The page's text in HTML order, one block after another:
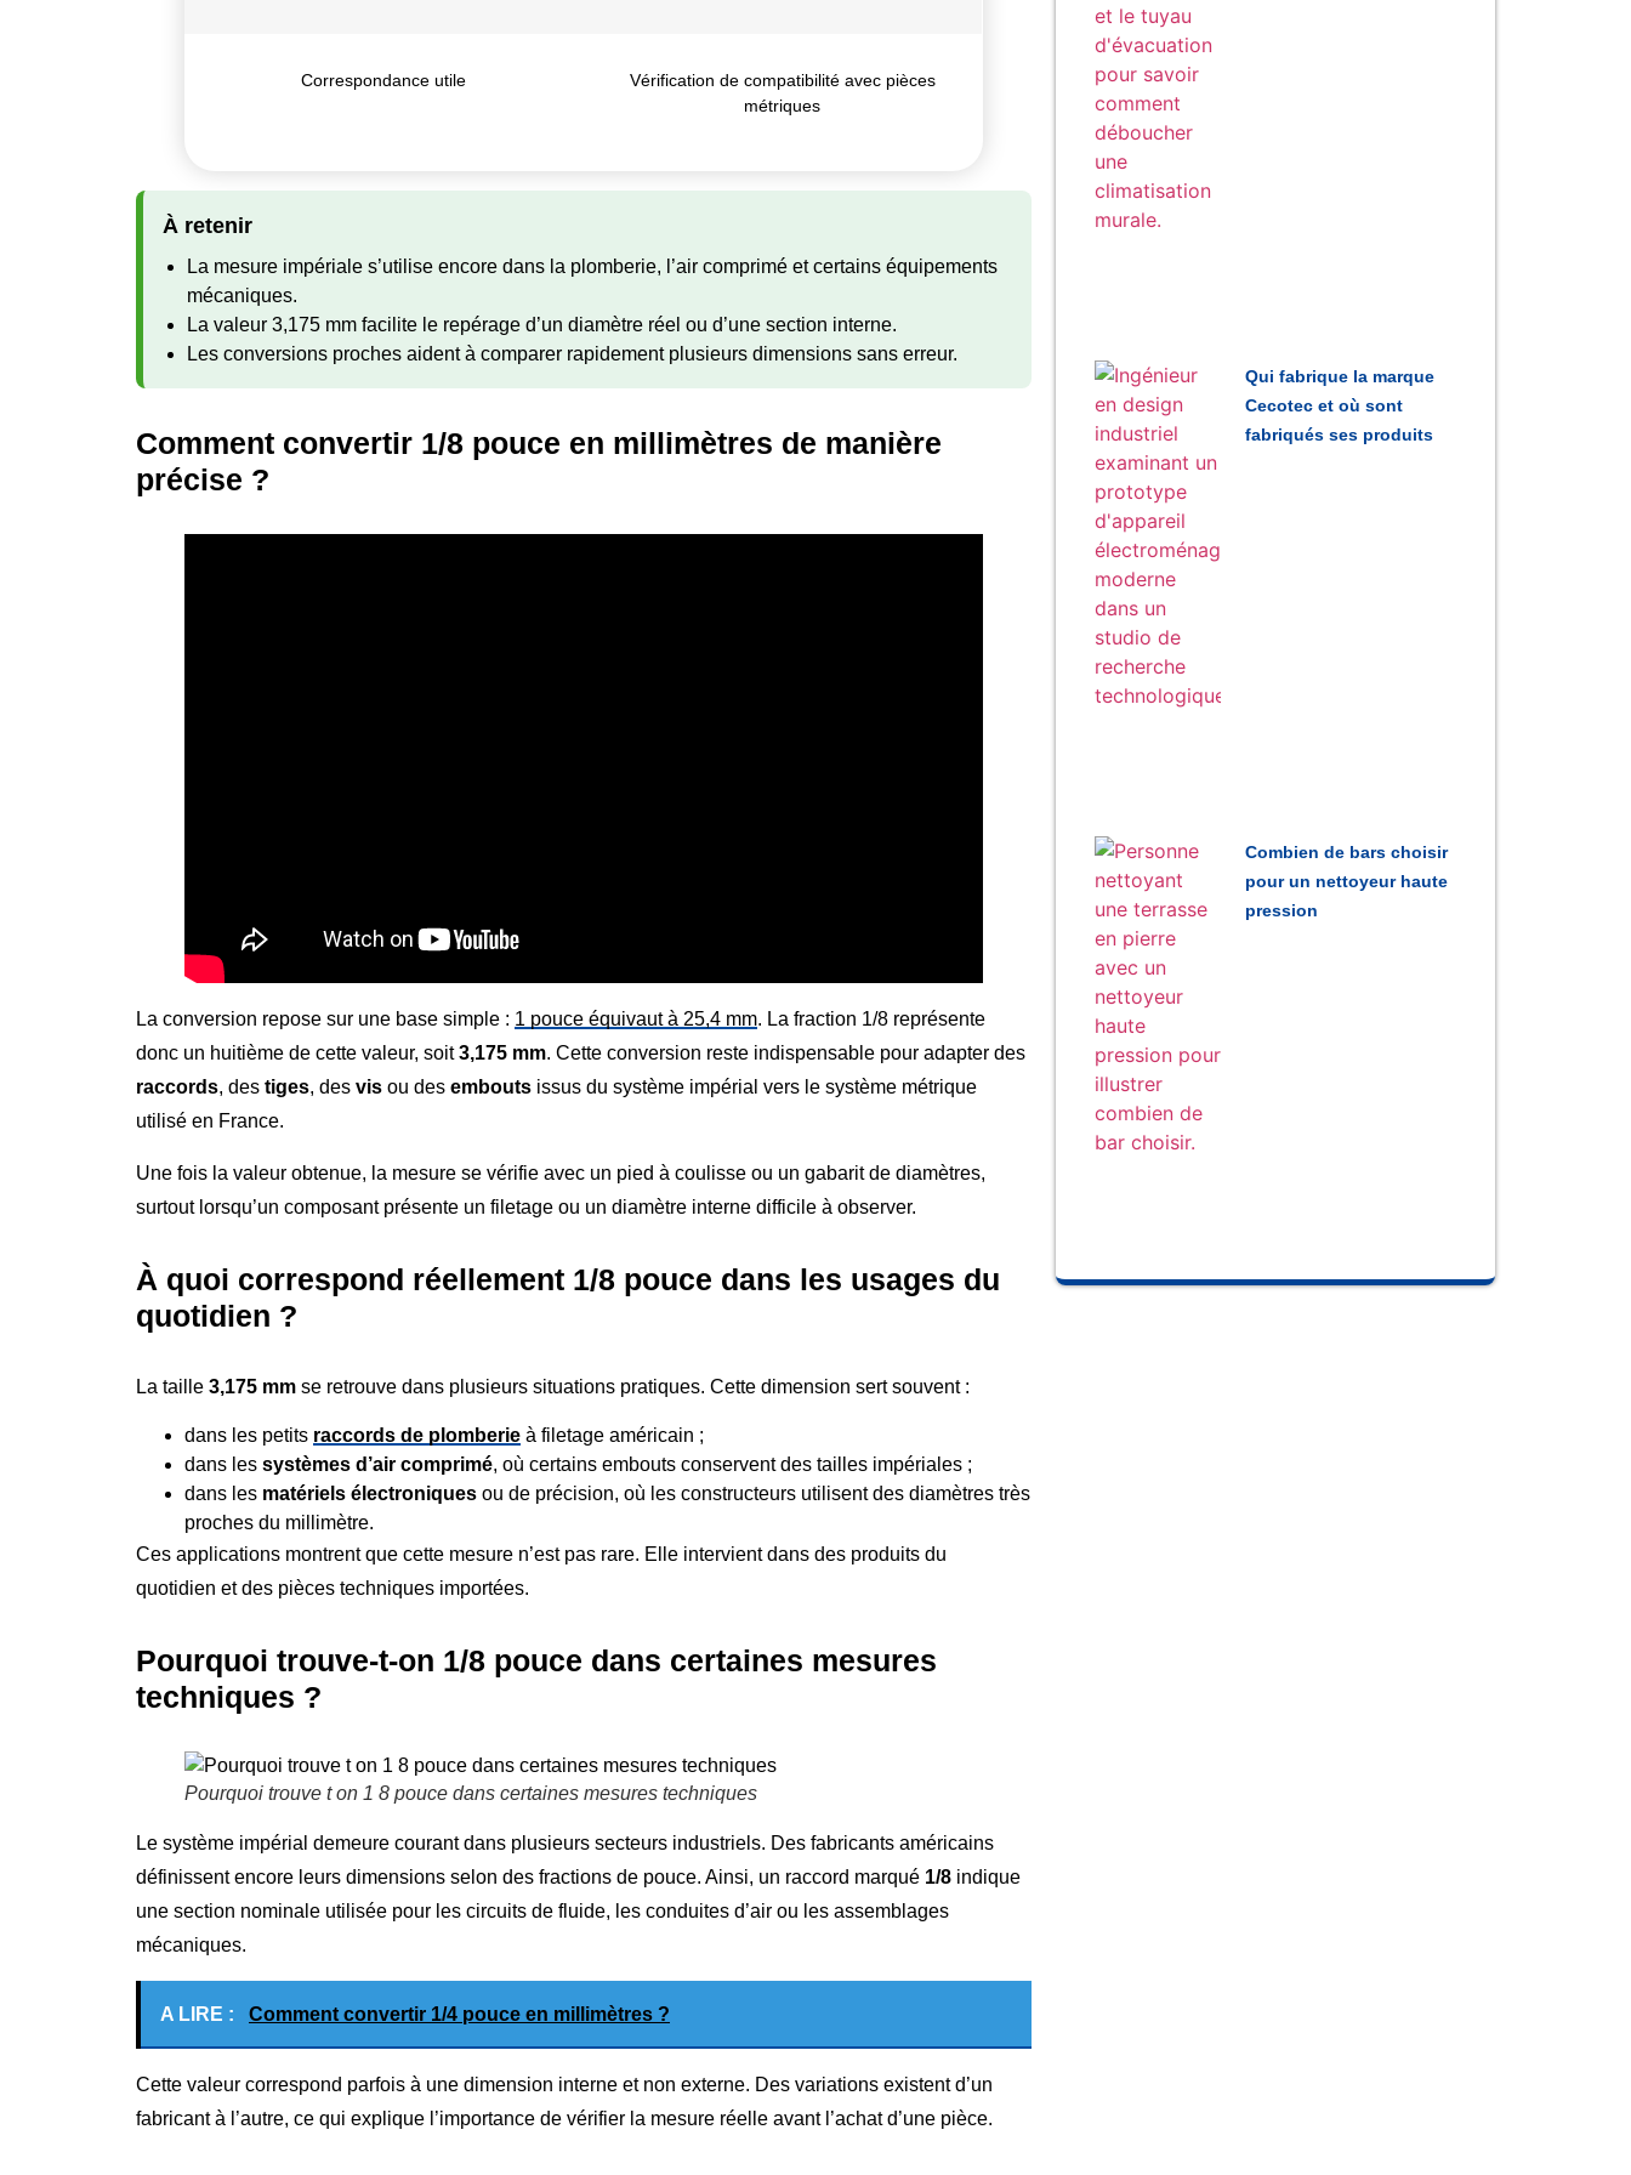
Correspondance utile
Vérification de compatibilité avec pièces
métriques
À retenir
La mesure impériale s’utilise encore dans la plomberie, l’air comprimé et certains équipements
mécaniques.
La valeur 3,175 mm facilite le repérage d’un diamètre réel ou d’une section interne.
Les conversions proches aident à comparer rapidement plusieurs dimensions sans erreur.
Comment convertir 1/8 pouce en millimètres de manière
précise ?
La conversion repose sur une base simple : 1 pouce équivaut à 25,4 mm. La fraction 1/8 représente
donc un huitième de cette valeur, soit3,175 mm. Cette conversion reste indispensable pour adapter des
raccords, des tiges, des vis ou des embouts issus du système impérial vers le système métrique
utilisé en France.
Une fois la valeur obtenue, la mesure se vérifie avec un pied à coulisse ou un gabarit de diamètres,
surtout lorsqu’un composant présente un filetage ou un diamètre interne difficile à observer.
À quoi correspond réellement 1/8 pouce dans les usages du
quotidien ?
La taille 3,175 mm se retrouve dans plusieurs situations pratiques. Cette dimension sert souvent :
dans les petits raccords de plomberie à filetage américain ;
dans les systèmes d’air comprimé, où certains embouts conservent des tailles impériales ;
dans les matériels électroniques ou de précision, où les constructeurs utilisent des diamètres très
proches du millimètre.
Ces applications montrent que cette mesure n’est pas rare. Elle intervient dans des produits du
quotidien et des pièces techniques importées.
Pourquoi trouve-t-on 1/8 pouce dans certaines mesures
techniques ?
Pourquoi trouve t on 1 8 pouce dans certaines mesures techniques
Le système impérial demeure courant dans plusieurs secteurs industriels. Des fabricants américains
définissent encore leurs dimensions selon des fractions de pouce. Ainsi, un raccord marqué 1/8 indique
une section nominale utilisée pour les circuits de fluide, les conduites d’air ou les assemblages
mécaniques.
A LIRE : Comment convertir 1/4 pouce en millimètres ?
Cette valeur correspond parfois à une dimension interne et non externe. Des variations existent d’un
fabricant à l’autre, ce qui explique l’importance de vérifier la mesure réelle avant l’achat d’une pièce.
Qui fabrique la marque
Cecotec et où sont
fabriqués ses produits
Combien de bars choisir
pour un nettoyeur haute
pression